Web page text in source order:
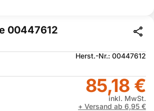
00447612
Herst.-Nr.: 00447612
85,18 €
inkl. MwSt.
+ Versand ab 6,95 €